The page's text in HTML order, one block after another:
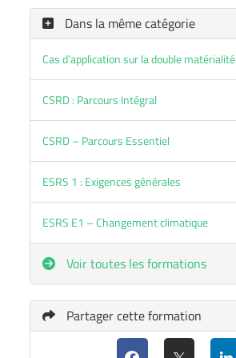
Dans la même catégorie
Cas d’application sur la double matérialité
CSRD : Parcours Intégral
CSRD – Parcours Essentiel
ESRS 1 : Exigences générales
ESRS E1 – Changement climatique
Voir toutes les formations
Partager cette formation